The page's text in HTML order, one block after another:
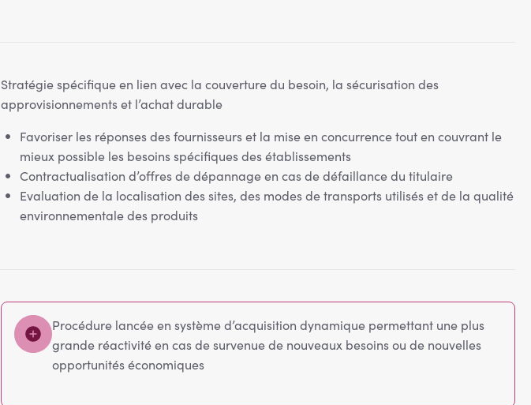
Stratégie spécifique en lien avec la couverture du besoin, la sécurisation des
approvisionnements et l’achat durable
Favoriser les réponses des fournisseurs et la mise en concurrence tout en couvrant le
mieux possible les besoins spécifiques des établissements
Contractualisation d’offres de dépannage en cas de défaillance du titulaire
Evaluation de la localisation des sites, des modes de transports utilisés et de la qualité
environnementale des produits
Procédure lancée en système d’acquisition dynamique permettant une plus
grande réactivité en cas de survenue de nouveaux besoins ou de nouvelles
opportunités économiques